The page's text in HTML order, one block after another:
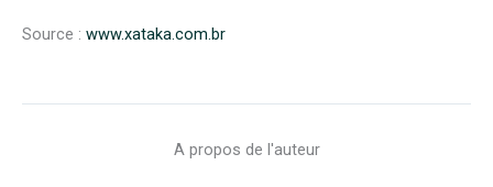
Source : www.xataka.com.br
A propos de l'auteur